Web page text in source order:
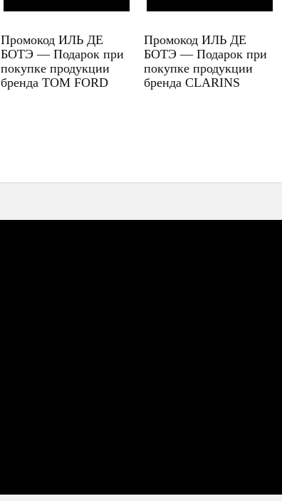
Промокод ИЛЬ ДЕ
БОТЭ — Подарок при
покупке продукции
бренда TOM FORD
Промокод ИЛЬ ДЕ
БОТЭ — Подарок при
покупке продукции
бренда CLARINS